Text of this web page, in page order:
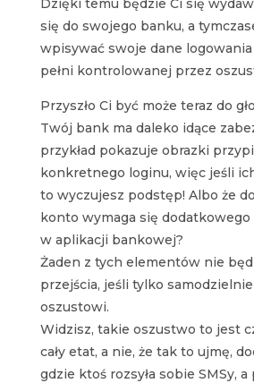
Dzięki temu będzie Ci się
się do swojego banku, a
wpisywać swoje dane
pełni kontrolowanej przez
Przyszło Ci być może teraz do
Twój bank ma daleko idące
przykład pokazuje obrazki
konkretnego loginu, więc jeśli
to wyczujesz podstęp! Albo że
konto wymaga się
w aplikacji bankowej?
Żaden z tych elementów nie
przejścia, jeśli tylko
oszustowi.
Widzisz, takie oszustwo to jest
cały etat, a nie, że tak to ujmę,
gdzie ktoś rozsyła sobie SMSy, a